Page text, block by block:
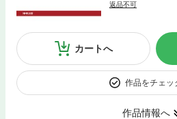
返品不可
カートへ
作品をチェッ
作品情報へ